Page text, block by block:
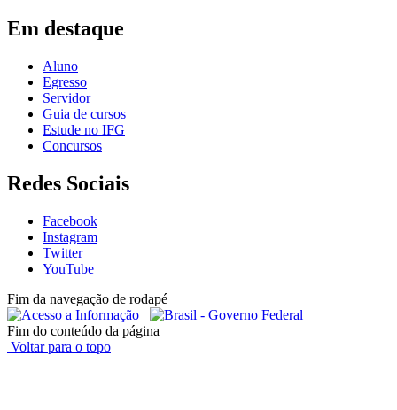
Em destaque
Aluno
Egresso
Servidor
Guia de cursos
Estude no IFG
Concursos
Redes Sociais
Facebook
Instagram
Twitter
YouTube
Fim da navegação de rodapé
Fim do conteúdo da página
Voltar para o topo